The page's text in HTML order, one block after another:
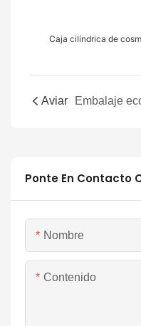
Caja cilíndrica de
Aviar
Ponte En Contacto
Nombre
Contenido